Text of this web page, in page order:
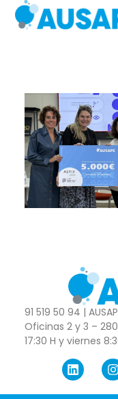
91 519 50 94 |
Oficinas 2 y 3 –
17:30 H y viernes